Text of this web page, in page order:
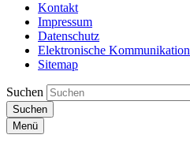
Kontakt
Impressum
Datenschutz
Elektronische Kommunikation
Sitemap
Suchen
Suchen
Menü